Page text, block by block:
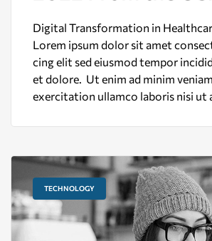
Digital Transformation in
Lorem ipsum dolor sit amet
cing elit sed eiusmod tempor
et dolore. Ut enim ad minim
exercitation ullamco laboris nisi ut
TECHNOLOGY